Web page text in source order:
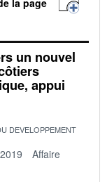
la page
un nouvel
appui
DEVELOPPEMENT
Affaire